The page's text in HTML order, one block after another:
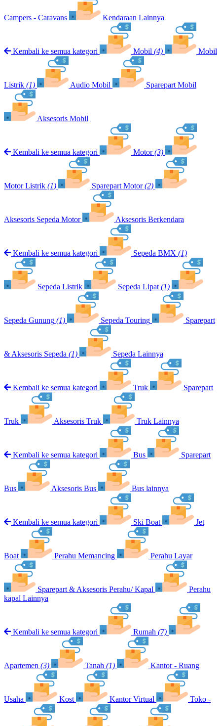
Campers - Caravans Kendaraan Lainnya
Kembali ke semua kategori Mobil (4) Mobil
Listrik (1) Audio Mobil Sparepart Mobil
Aksesoris Mobil
Kembali ke semua kategori Motor (3)
Motor Listrik (1) Sparepart Motor (2)
Aksesoris Sepeda Motor Aksesoris Berkendara
Kembali ke semua kategori Sepeda BMX (1)
Sepeda Listrik Sepeda Lipat (1)
Sepeda Gunung (1) Sepeda Touring Sparepart
& Aksesoris Sepeda (1) Sepeda Lainnya
Kembali ke semua kategori Truk Sparepart
Truk Aksesoris Truk Truk Lainnya
Kembali ke semua kategori Bus Sparepart
Bus Aksesoris Bus Bus lainnya
Kembali ke semua kategori Ski Boat Jet
Boat Perahu Memancing Perahu Layar
Sparepart & Aksesoris Perahu/ Kapal
Perahu
kapal Lainnya
Kembali ke semua kategori Rumah (7)
Apartemen (3) Tanah (1) Kantor - Ruang
Usaha Kost Kantor Virtual Toko -